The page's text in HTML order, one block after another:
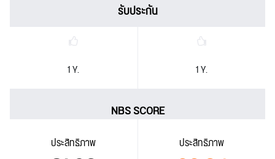
รับประกัน
1 Y. 1 Y.
NBS SCORE
ประสิทธิภาพ ประสิทธิภาพ